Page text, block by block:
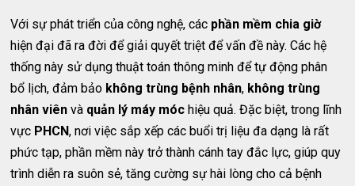
Với sự phát triển của công nghệ, các phần mềm chia giờ
hiện đại đã ra đời để giải quyết triệt để vấn đề này. Các hệ
thống này sử dụng thuật toán thông minh để tự động phân
bổ lịch, đảm bảo không trùng bệnh nhân, không trùng
nhân viên và quản lý máy móc hiệu quả. Đặc biệt, trong lĩnh
vực PHCN, nơi việc sắp xếp các buổi trị liệu đa dạng là rất
phức tạp, phần mềm này trở thành cánh tay đắc lực, giúp quy
trình diễn ra suôn sẻ, tăng cường sự hài lòng cho cả bệnh